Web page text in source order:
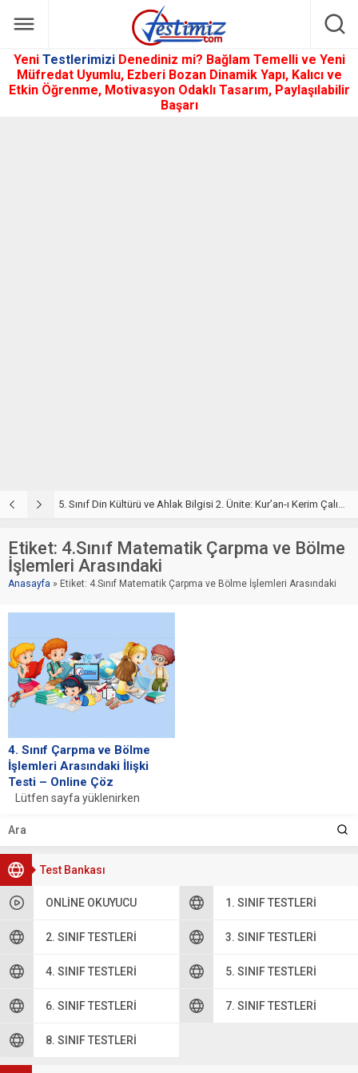
Yeni Testlerimizi Denediniz mi? Bağlam Temelli ve Yeni
Müfredat Uyumlu, Ezberi Bozan Dinamik Yapı, Kalıcı ve
Etkin Öğrenme, Motivasyon Odaklı Tasarım, Paylaşılabilir
Başarı
5. Sınıf Kur’an-ı Kerim ve Temel Özellikleri Testi – Online Çöz
Test Bankası
ONLINE OKUYUCU 1. SINIF TESTLERI
2. SINIF TESTLERI 3. SINIF TESTLERI
4. SINIF TESTLERI 5. SINIF TESTLERI
6. SINIF TESTLERI 7. SINIF TESTLERI
8. SINIF TESTLERI
Etiket: 4.Sınıf Matematik Çarpma ve Bölme
İşlemleri Arasındaki
Anasayfa » Etiket: 4.Sınıf Matematik Çarpma ve Bölme İşlemleri Arasındaki
4. Sınıf Çarpma ve Bölme
İşlemleri Arasındaki İlişki
Testi – Online Çöz
Lütfen sayfa yüklenirken
javascript desteğinin etkin
olduğundan emin olunuz. Eğer
sayfa yüklenmediyse...